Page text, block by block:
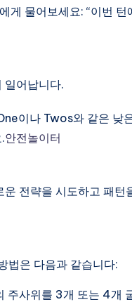
게 물어보세요: “이번
일어납니다.
이나 Twos와 같은 낮
안전놀이터
전략을 시도하고 패턴
법은 다음과 같습니다:
주사위를 3개 또는 4개